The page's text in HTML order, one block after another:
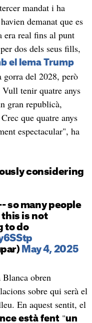
mandat i ha
demanat que es
era real fins al punt
dos dels seus fills,
el lema Trump
del 2028, però
Vull tenir quatre anys
gran republicà,
que quatre anys
espectacular", ha
considering
so many people
this is not
to do
May 4, 2025
obren
sobre qui serà el
En aquest sentit, el
està fent"un